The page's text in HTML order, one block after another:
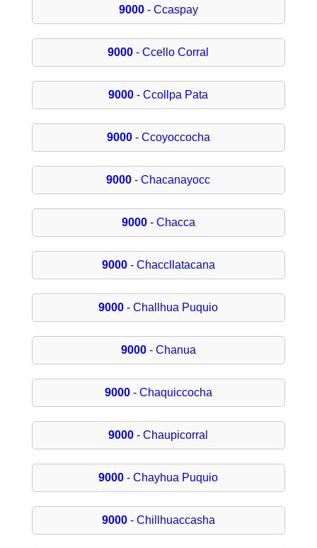
9000- Ccaspay
9000 - Ccello Corral
9000 - Ccollpa Pata
9000- Ccoyoccocha
9000 - Chacanayocc
9000- Chacca
9000- Chaccllatacana
9000 - Challhua Puquio
9000- Chanua
9000- Chaquiccocha
9000 - Chaupicorral
9000 - Chayhua Puquio
9000- Chillhuaccasha